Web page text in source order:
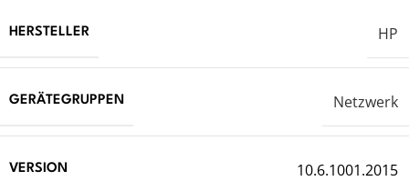
HERSTELLER HP
GERÄTEGRUPPEN Netzwerk
VERSION 10.6.1001.2015